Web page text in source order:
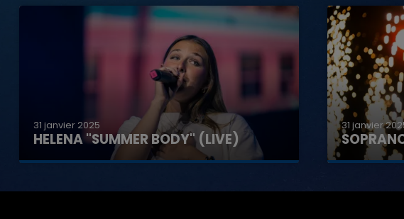
31 janvier 2025
HELENA "SUMMER BODY" (LIVE)
31 janvier